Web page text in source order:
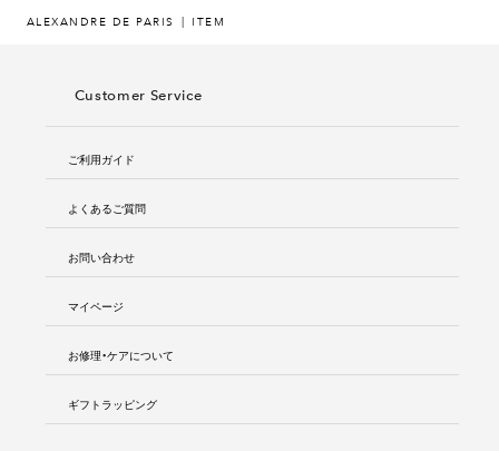
ALEXANDRE DE PARIS ITEM
Customer Service
ご利用ガイド
よくあるご質問
お問い合わせ
マイページ
お修理・ケアについて
ギフトラッピング